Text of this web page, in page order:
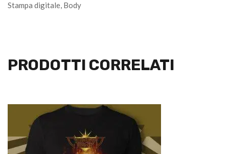
Stampa digitale, Body
PRODOTTI CORRELATI